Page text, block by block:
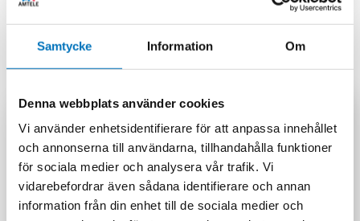
Samtycke Information Om
Denna webbplats använder cookies
Vi använder enhetsidentifierare för att anpassa innehållet
och annonserna till användarna, tillhandahålla funktioner
för sociala medier och analysera vår trafik. Vi
vidarebefordrar även sådana identifierare och annan
information från din enhet till de sociala medier och
Amtele Communication
Our Communication team is active in RF, Opto, and
Microwave. We work towards industries such as Telecom,